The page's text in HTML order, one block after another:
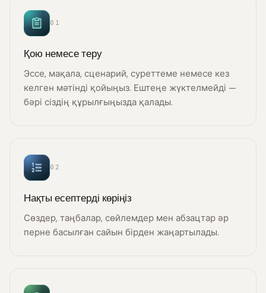
01
Қою немесе теру
Эссе, мақала, сценарий, суреттеме немесе кез
келген мәтінді қойыңыз. Ештеңе жүктелмейді —
бәрі сіздің құрылғыңызда қалады.
02
Нақты есептерді көріңіз
Сөздер, таңбалар, сөйлемдер мен абзацтар әр
перне басылған сайын бірден жаңартылады.